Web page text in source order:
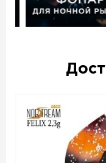
На всех блеснах
крючки без бородок
белого хищника. При
пожелания многих
Блесна
данный товар
BigGame по цене
по всей России. Для
положите его в